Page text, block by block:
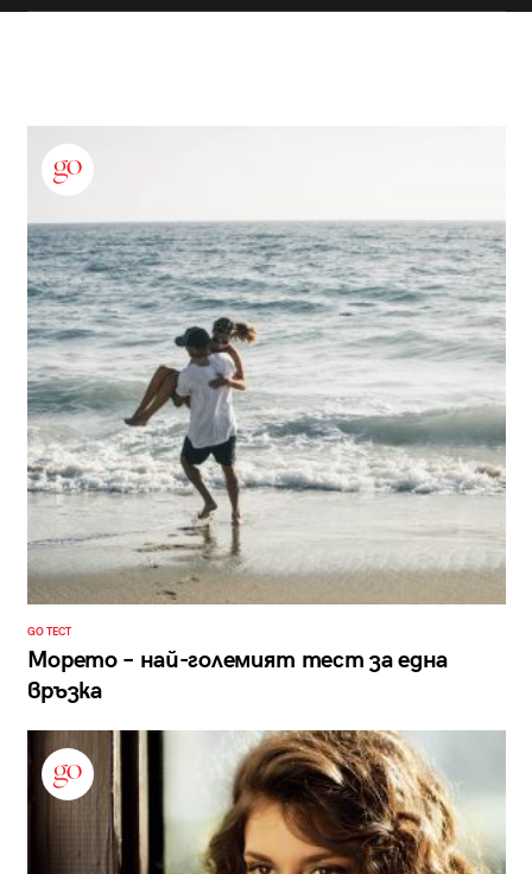
GO ТЕСТ
Морето – най-големият тест за една
връзка